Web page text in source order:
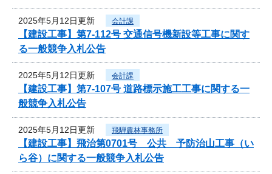
2025年5月12日更新 会計課
【建設工事】第7-112号 交通信号機新設等工事に関す
る一般競争入札公告
2025年5月12日更新 会計課
【建設工事】第7-107号 道路標示施工工事に関する一
般競争入札公告
2025年5月12日更新 飛騨農林事務所
【建設工事】飛治第0701号 公共 予防治山工事（い
ら谷）に関する一般競争入札公告